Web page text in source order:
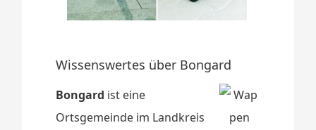
Wissenswertes über Bongard
Bongard ist eine
Ortsgemeinde im Landkreis